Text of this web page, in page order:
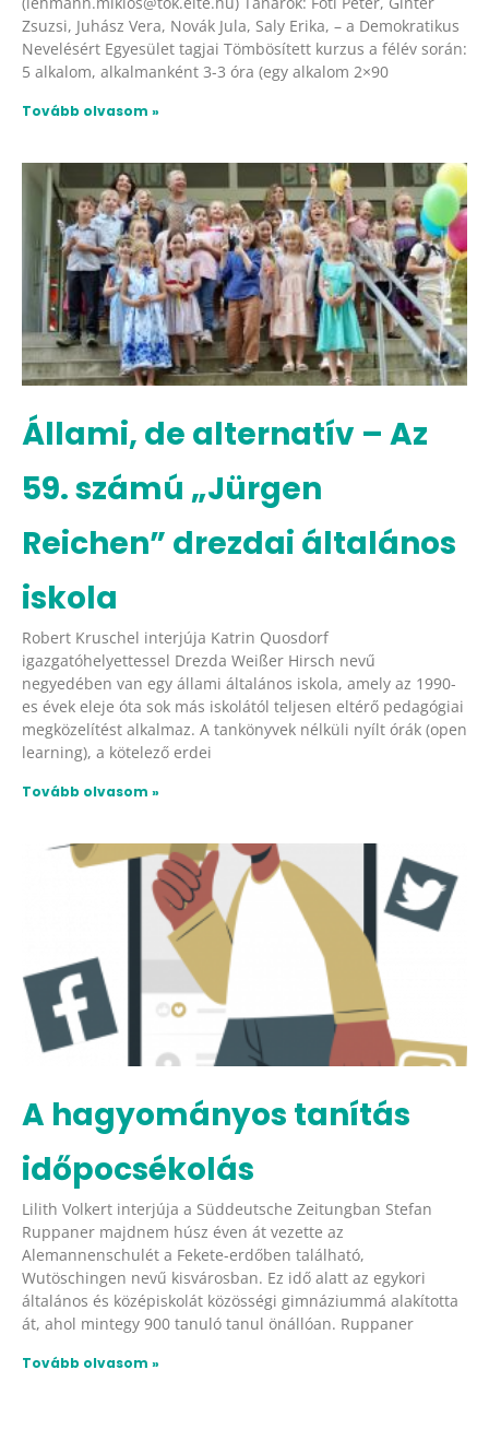
Zsuzsi, Juhász Vera, Novák Jula, Saly Erika, – a Demokratikus
Nevelésért Egyesület tagjai Tömbösített kurzus a félév során:
5 alkalom, alkalmanként 3-3 óra (egy alkalom 2×90
Tovább olvasom »
Állami, de alternatív – Az
59. számú „Jürgen
Reichen” drezdai általános
iskola
Robert Kruschel interjúja Katrin Quosdorf
igazgatóhelyettessel Drezda Weißer Hirsch nevű
negyedében van egy állami általános iskola, amely az 1990-
es évek eleje óta sok más iskolától teljesen eltérő pedagógiai
megközelítést alkalmaz. A tankönyvek nélküli nyílt órák (open
learning), a kötelező erdei
Tovább olvasom »
A hagyományos tanítás
időpocsékolás
Lilith Volkert interjúja a Süddeutsche Zeitungban Stefan
Ruppaner majdnem húsz éven át vezette az
Alemannenschulét a Fekete-erdőben található,
Wutöschingen nevű kisvárosban. Ez idő alatt az egykori
általános és középiskolát közösségi gimnáziummá alakította
át, ahol mintegy 900 tanuló tanul önállóan. Ruppaner
Tovább olvasom »